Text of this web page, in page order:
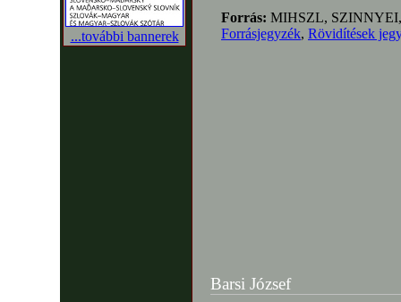
...további bannerek
Forrás: MIHSZL,
Forrásjegyzék, Rövidítések
Barsi József